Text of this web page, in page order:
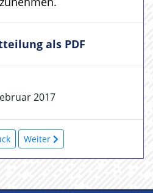
als PDF
2017
Weiter